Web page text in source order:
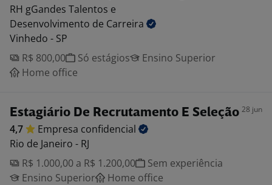
RH gGandes Talentos e
Desenvolvimento de Carreira
Vinhedo - SP
R$ 800,00
Só estágios
Ensino Superior
Home office
Estagiário De Recrutamento E Seleção 28 jun
4,7 Empresa confidencial
Rio de Janeiro - RJ
R$ 1.000,00 a R$ 1.200,00
Sem experiência
Ensino Superior
Home office